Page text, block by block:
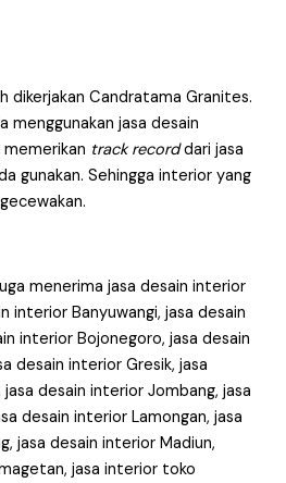
dikerjakan Candratama Granites.
menggunakan jasa desain
track recorddari jasa
gunakan. Sehingga interior yang
menerima jasa desain interior
interior Banyuwangi, jasa desain
interior Bojonegoro, jasa desain
desain interior Gresik, jasa
desain interior Jombang, jasa
desain interior Lamongan, jasa
jasa desain interior Madiun,
jasa interior toko